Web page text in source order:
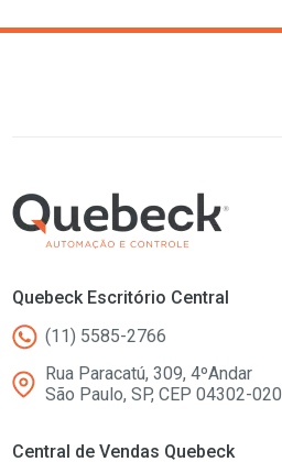
Quebeck Escritório Central
(11) 5585-2766
Rua Paracatú, 309, 4ºAndar
São Paulo, SP, CEP 04302-020
Central de Vendas Quebeck